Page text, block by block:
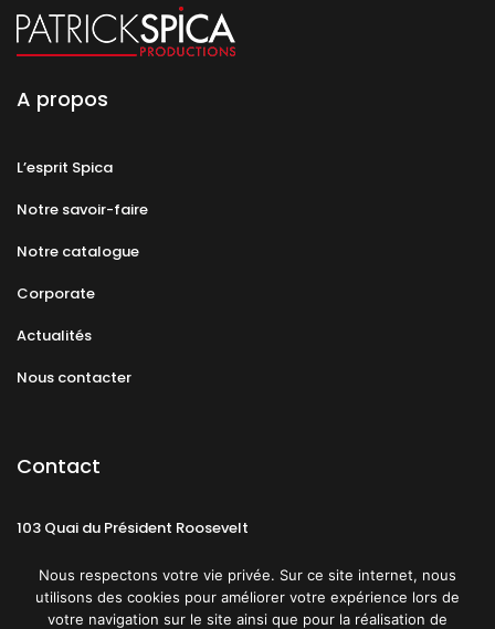
A propos
L’esprit Spica
Notre savoir-faire
Notre catalogue
Corporate
Actualités
Nous contacter
Contact
103 Quai du Président Roosevelt
Nous respectons votre vie privée. Sur ce site internet, nous
utilisons des cookies pour améliorer votre expérience lors de
votre navigation sur le site ainsi que pour la réalisation de